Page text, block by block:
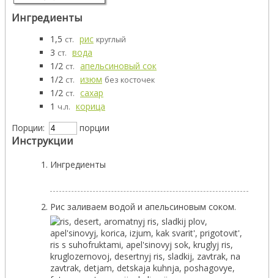
Ингредиенты
1,5 ст. рис круглый
3 ст. вода
1/2 ст. апельсиновый сок
1/2 ст. изюм без косточек
1/2 ст. сахар
1 ч.л. корица
Порции:
порции
Инструкции
Ингредиенты
Рис заливаем водой и апельсиновым соком.